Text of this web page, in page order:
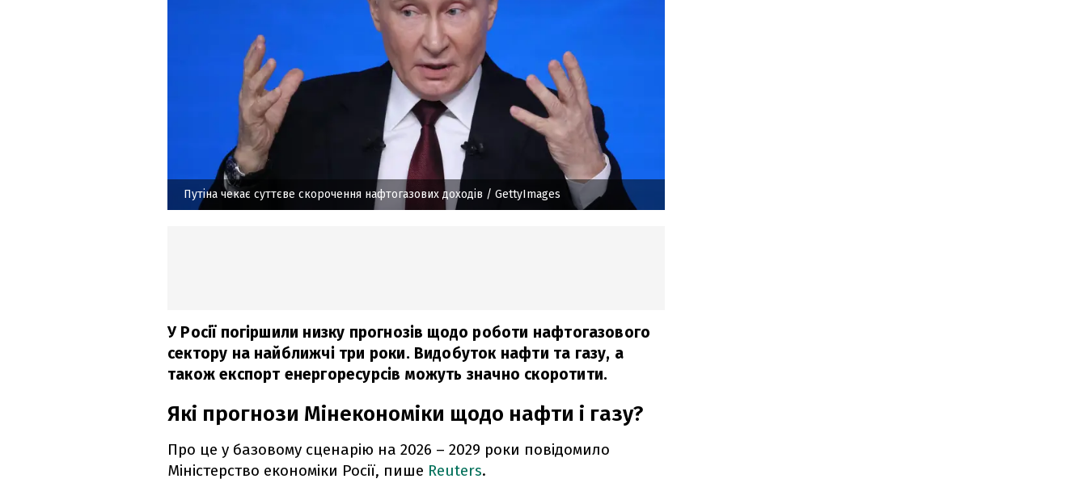
Путіна чекає суттєве скорочення нафтогазових доходів / GettyImages
У Росії погіршили низку прогнозів щодо роботи нафтогазового
сектору на найближчі три роки. Видобуток нафти та газу, а
також експорт енергоресурсів можуть значно скоротити.
Які прогнози Мінекономіки щодо нафти і газу?
Про це у базовому сценарію на 2026 – 2029 роки повідомило
Міністерство економіки Росії, пише Reuters.